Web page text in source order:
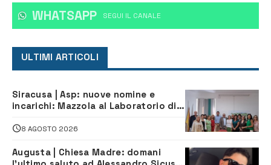
WHATSAPP ‎SEGUI IL CANALE
ULTIMI ARTICOLI
Siracusa | Asp: nuove nomine e
incarichi: Mazzola al Laboratorio di
Servizio Legale
8 AGOSTO 2026
Augusta | Chiesa Madre: domani